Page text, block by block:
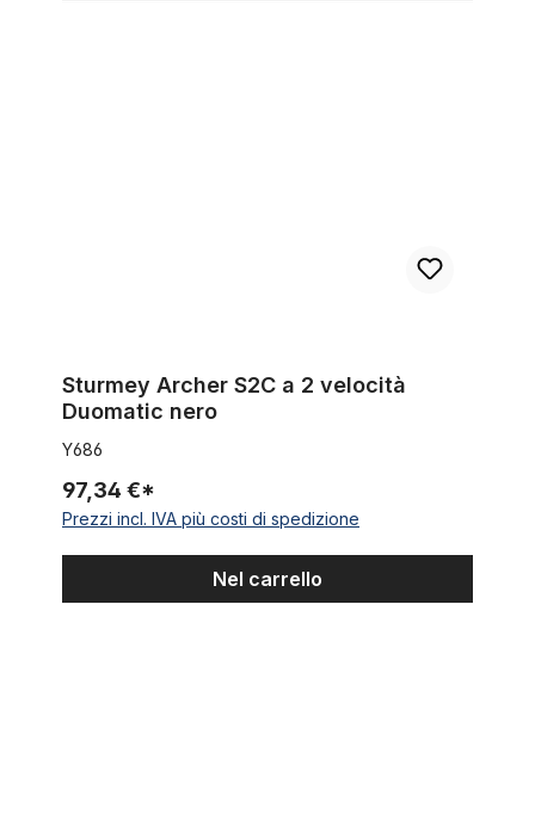
Sturmey Archer S2C a 2 velocità
Duomatic nero
Y686
97,34 €*
Prezzi incl. IVA più costi di spedizione
Nel carrello